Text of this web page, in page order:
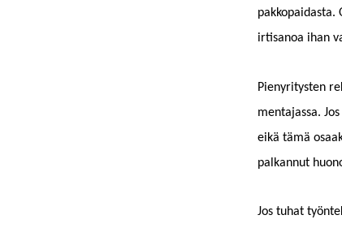
pakkopaidas­ta.
irti­sanoa ihan
Pienyri­tys­ten
men­ta­jas­sa.
eikä tämä
palkan­nut
Jos tuhat